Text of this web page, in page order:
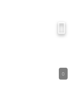
0